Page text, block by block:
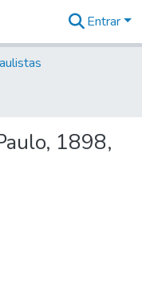
Entrar
1898,